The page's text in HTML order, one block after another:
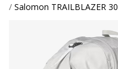
Salomon TRAILBLAZER 30